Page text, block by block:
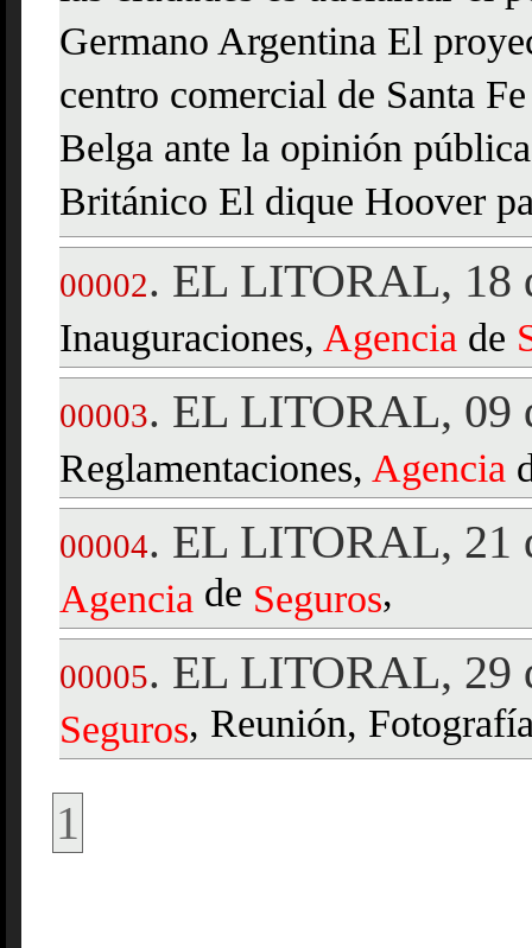
Germano Argentina El
centro comercial de Santa
Belga ante la opinión
Británico El dique Hoover
00002. EL LITORAL, 18
Inauguraciones, Agencia de
00003. EL LITORAL, 09
Reglamentaciones, Agencia
00004. EL LITORAL, 21
Agencia de Seguros,
00005. EL LITORAL, 29
Seguros, Reunión,
1